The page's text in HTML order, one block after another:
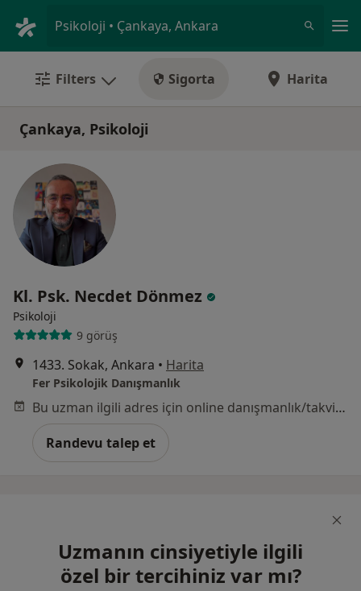
Psikoloji • Çankaya, Ankara
Filters Sigorta Harita
Çankaya, Psikoloji
Kl. Psk. Necdet Dönmez
Psikoloji
9 görüş
1433. Sokak, Ankara • Harita
Fer Psikolojik Danışmanlık
Bu uzman ilgili adres için online danışmanlık/takvim sunmuyor.
Randevu talep et
Uzmanın cinsiyetiyle ilgili
özel bir tercihiniz var mı?